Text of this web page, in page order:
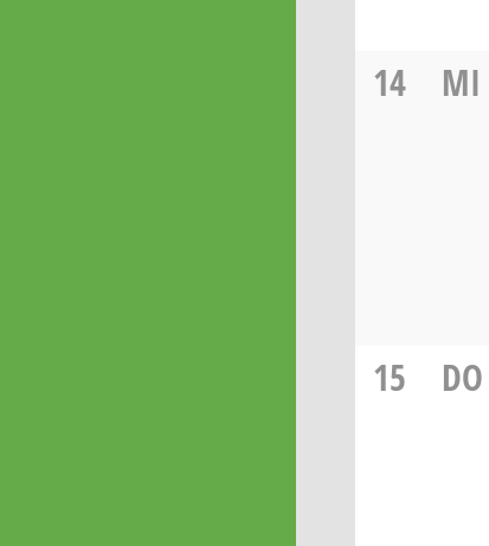
14 MI
15 DO